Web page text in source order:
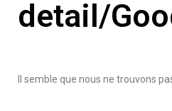
detail/
Il semble que nous ne trouvons